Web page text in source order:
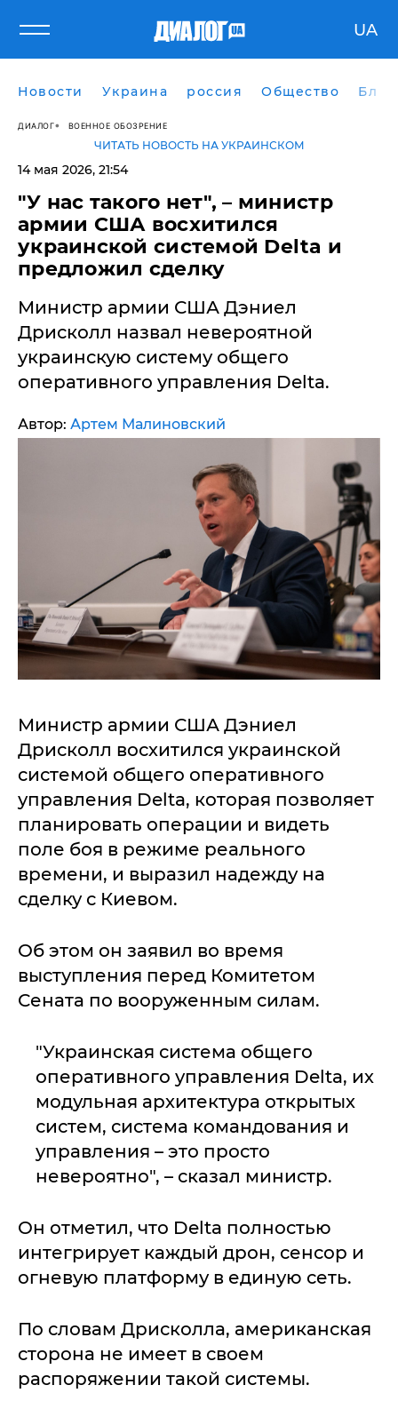
UA
Новости Украина россия Общество
ДИАЛОГ ВОЕННОЕ ОБОЗРЕНИЕ
ЧИТАТЬ НОВОСТЬ НА УКРАИНСКОМ
14 мая 2026, 21:54
"У нас такого нет", – министр
армии США восхитился
украинской системой Delta и
предложил сделку
Министр армии США Дэниел
Дрисколл назвал невероятной
украинскую систему общего
оперативного управления Delta.
Автор: Артем Малиновский
Министр армии США Дэниел
Дрисколл восхитился украинской
системой общего оперативного
управления Delta, которая позволяет
планировать операции и видеть
поле боя в режиме реального
времени, и выразил надежду на
сделку с Киевом.
Об этом он заявил во время
выступления перед Комитетом
Сената по вооруженным силам.
"Украинская система общего
оперативного управления Delta, их
модульная архитектура открытых
систем, система командования и
управления – это просто
невероятно", – сказал министр.
Он отметил, что Delta полностью
интегрирует каждый дрон, сенсор и
огневую платформу в единую сеть.
По словам Дрисколла, американская
сторона не имеет в своем
распоряжении такой системы.